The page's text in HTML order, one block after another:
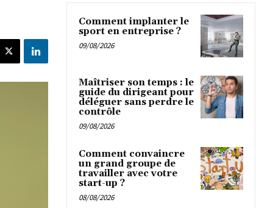
Comment implanter le
sport en entreprise ?
09/08/2026
Maîtriser son temps : le
guide du dirigeant pour
déléguer sans perdre le
contrôle
09/08/2026
Comment convaincre
un grand groupe de
travailler avec votre
start-up ?
08/08/2026